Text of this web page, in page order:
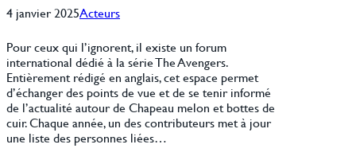
4 janvier 2025Acteurs
Pour ceux qui l’ignorent, il existe un forum
international dédié à la série The Avengers.
Entièrement rédigé en anglais, cet espace permet
d’échanger des points de vue et de se tenir informé
de l’actualité autour de Chapeau melon et bottes de
cuir. Chaque année, un des contributeurs met à jour
une liste des personnes liées…